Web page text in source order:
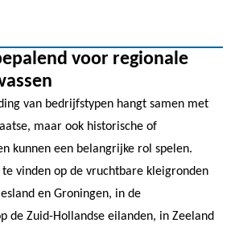
voor regionale
van bedrijfstypen hangt samen met
maar ook historische of
kunnen een belangrijke rol spelen.
vinden op de vruchtbare kleigronden
en Groningen, in de
de Zuid-Hollandse eilanden, in Zeeland